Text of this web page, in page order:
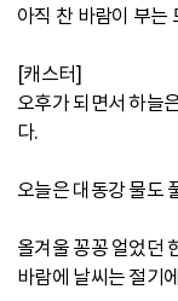
아직 찬 바람이 부는
[캐스터]
오후가 되면서 하늘
다.
오늘은 대동강 물도
올겨울 꽁꽁 얼었던
바람에 날씨는 절기